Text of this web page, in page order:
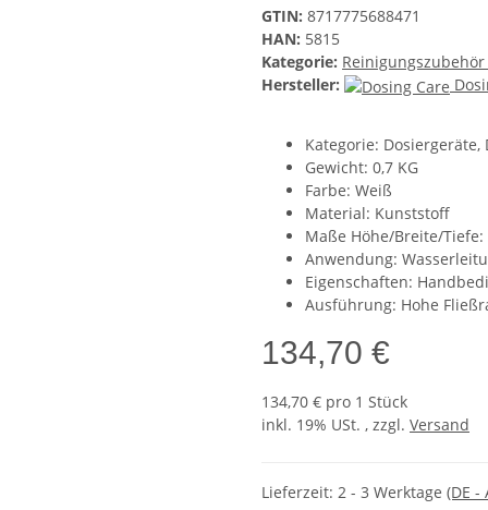
GTIN: 8717775688471
HAN: 5815
Kategorie:
Hersteller:
Kategorie:
Gewicht: 0,7 KG
Farbe: Weiß
Material: Kunststoff
Maße Höhe/Breite/
Anwendung:
Eigenschaften:
Ausführung: Hohe
134,70 €
134,70 € pro 1 Stück
inkl. 19% USt. , zzgl. Versand
Lieferzeit: 2 - 3 Werktage (DE